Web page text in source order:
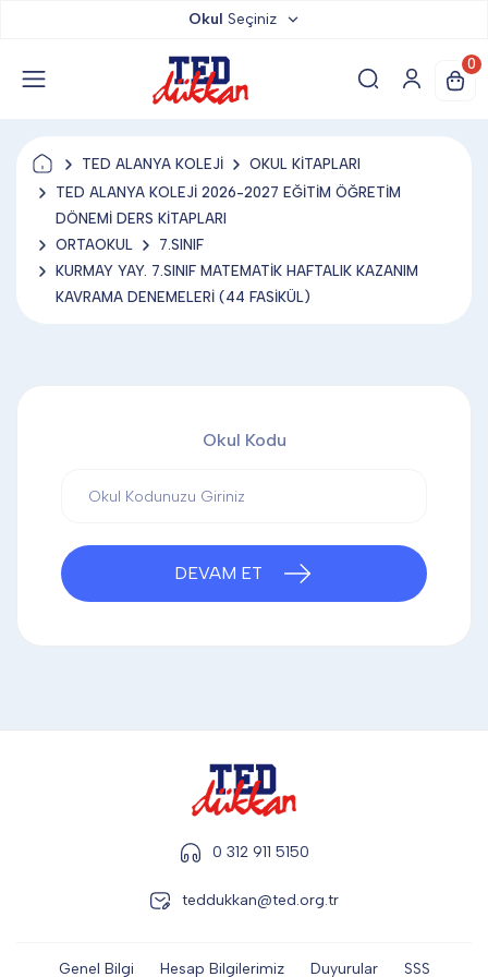
TED YAYINLARI
ANAHTARLIK
BLOKNOT & DEFTER
KALEM & KALEM SETİ
TERMOS & FİNCAN
Okul Seçiniz
0
TED ALANYA KOLEJİ
OKUL KİTAPLARI
TED ALANYA KOLEJİ 2026-2027 EĞİTİM ÖĞRETİM
DÖNEMİ DERS KİTAPLARI
ORTAOKUL
7.SINIF
KURMAY YAY. 7.SINIF MATEMATİK HAFTALIK KAZANIM
KAVRAMA DENEMELERİ (44 FASİKÜL)
Okul Kodu
DEVAM ET
0 312 911 5150
teddukkan@ted.org.tr
Genel Bilgi Hesap Bilgilerimiz Duyurular SSS